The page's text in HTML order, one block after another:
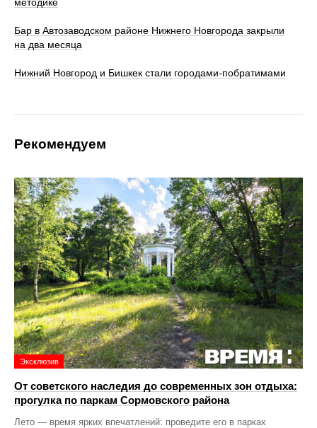
методике
Бар в Автозаводском районе Нижнего Новгорода закрыли
на два месяца
Нижний Новгород и Бишкек стали городами-побратимами
Рекомендуем
Эксклюзив
От советского наследия до современных зон отдыха:
прогулка по паркам Сормовского района
Лето — время ярких впечатлений: проведите его в парках